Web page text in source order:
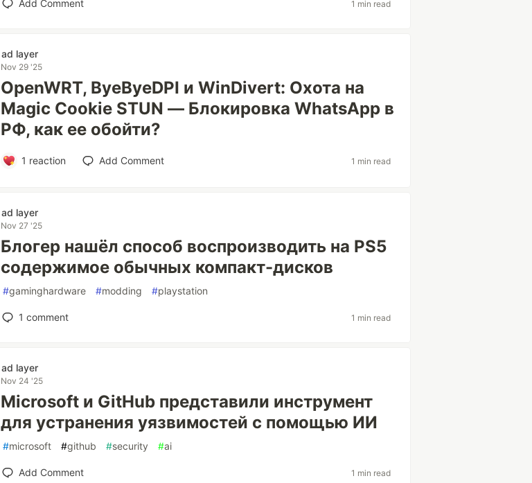
Add Comment 1 min read
ad layer
Nov 29 '25
OpenWRT, ByeByeDPI и WinDivert: Охота на
Magic Cookie STUN — Блокировка WhatsApp в
РФ, как ее обойти?
1 reaction Add Comment 1 min read
ad layer
Nov 27 '25
Блогер нашёл способ воспроизводить на PS5
содержимое обычных компакт-дисков
#gaminghardware #modding #playstation
1 comment 1 min read
ad layer
Nov 24 '25
Microsoft и GitHub представили инструмент
для устранения уязвимостей с помощью ИИ
#microsoft #github #security #ai
Add Comment 1 min read